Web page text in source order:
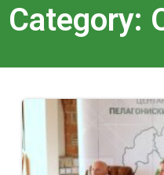
Category: